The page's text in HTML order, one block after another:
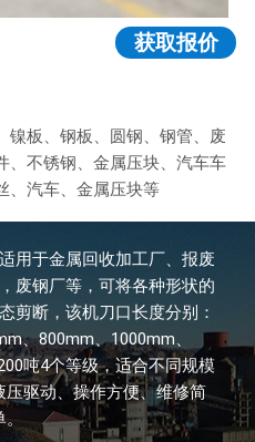
获取报价
镍板、钢板、圆钢、钢管、废
、不锈钢、金属压块、汽车车
、汽车、金属压块等
用于金属回收加工厂、报废
废钢厂等，可将各种形状的
剪断，该机刀口长度分别：
、800mm、1000mm、
吨4个等级，适合不同规模
驱动、操作方便、维修简